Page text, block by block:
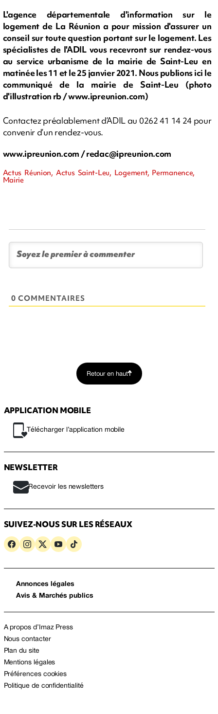
L'agence départementale d'information sur le
logement de La Réunion a pour mission d'assurer un
conseil sur toute question portant sur le logement. Les
spécialistes de l'ADIL vous recevront sur rendez-vous
au service urbanisme de la mairie de Saint-Leu en
matinée les 11 et le 25 janvier 2021. Nous publions ici le
communiqué de la mairie de Saint-Leu (photo
d'illustration rb / www.ipreunion.com)
Contactez préalablement d’ADIL au 0262 41 14 24 pour
convenir d’un rendez-vous.
www.ipreunion.com /redac@ipreunion.com
Actus Réunion, Actus Saint-Leu, Logement, Permanence,
Mairie
0 COMMENTAIRES
Retour en haut
APPLICATION MOBILE
Télécharger l’application mobile
NEWSLETTER
Recevoir les newsletters
SUIVEZ-NOUS SUR LES RÉSEAUX
Annonces légales
Avis & Marchés publics
A propos d’Imaz Press
Nous contacter
Plan du site
Mentions légales
Préférences cookies
Politique de confidentialité